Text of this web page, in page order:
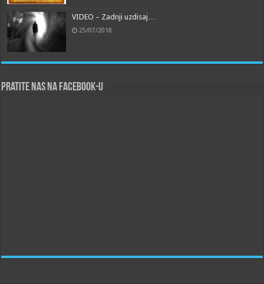
VIDEO – Zadnji uzdisaj…
25/07/2018
Pratite nas na Facebook-u